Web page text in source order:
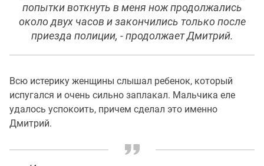
попытки воткнуть в меня нож продолжались
около двух часов и закончились только после
приезда полиции, - продолжает Дмитрий.
Всю истерику женщины слышал ребенок, который
испугался и очень сильно заплакал. Мальчика еле
удалось успокоить, причем сделал это именно
Дмитрий.